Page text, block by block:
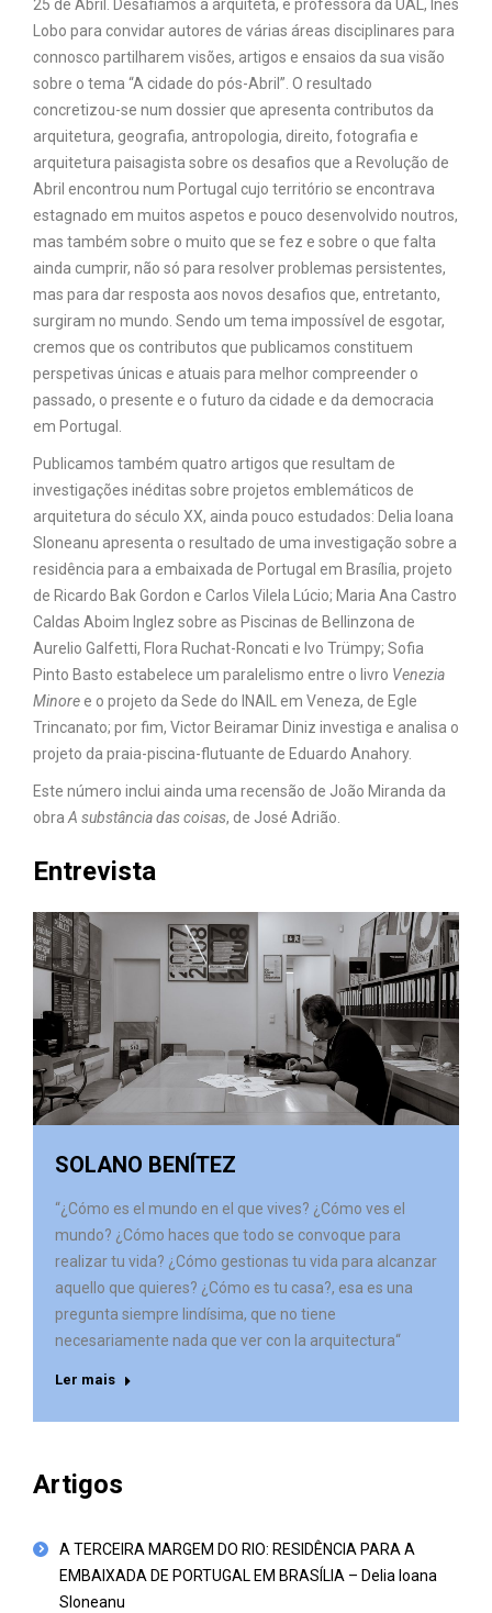
25 de Abril. Desafiámos a arquiteta, e professora da UAL, Inês
Lobo para convidar autores de várias áreas disciplinares para
connosco partilharem visões, artigos e ensaios da sua visão
sobre o tema “A cidade do pós-Abril”. O resultado
concretizou-se num dossier que apresenta contributos da
arquitetura, geografia, antropologia, direito, fotografia e
arquitetura paisagista sobre os desafios que a Revolução de
Abril encontrou num Portugal cujo território se encontrava
estagnado em muitos aspetos e pouco desenvolvido noutros,
mas também sobre o muito que se fez e sobre o que falta
ainda cumprir, não só para resolver problemas persistentes,
mas para dar resposta aos novos desafios que, entretanto,
surgiram no mundo. Sendo um tema impossível de esgotar,
cremos que os contributos que publicamos constituem
perspetivas únicas e atuais para melhor compreender o
passado, o presente e o futuro da cidade e da democracia
em Portugal.
Publicamos também quatro artigos que resultam de
investigações inéditas sobre projetos emblemáticos de
arquitetura do século XX, ainda pouco estudados: Delia Ioana
Sloneanu apresenta o resultado de uma investigação sobre a
residência para a embaixada de Portugal em Brasília, projeto
de Ricardo Bak Gordon e Carlos Vilela Lúcio; Maria Ana Castro
Caldas Aboim Inglez sobre as Piscinas de Bellinzona de
Aurelio Galfetti, Flora Ruchat-Roncati e Ivo Trümpy; Sofia
Pinto Basto estabelece um paralelismo entre o livro Venezia
Minoree o projeto da Sede do INAIL em Veneza, de Egle
Trincanato; por fim, Victor Beiramar Diniz investiga e analisa o
projeto da praia-piscina-flutuante de Eduardo Anahory.
Este número inclui ainda uma recensão de João Miranda da
obraA substância das coisas, de José Adrião.
Entrevista
SOLANO BENÍTEZ
“¿Cómo es el mundo en el que vives? ¿Cómo ves el
mundo? ¿Cómo haces que todo se convoque para
realizar tu vida? ¿Cómo gestionas tu vida para alcanzar
aquello que quieres? ¿Cómo es tu casa?, esa es una
pregunta siempre lindísima, que no tiene
necesariamente nada que ver con la arquitectura“
Ler mais
Artigos
A TERCEIRA MARGEM DO RIO: RESIDÊNCIA PARA A
EMBAIXADA DE PORTUGAL EM BRASÍLIA – Delia Ioana
Sloneanu